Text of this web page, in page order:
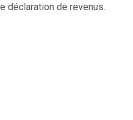
déclaration de revenus.